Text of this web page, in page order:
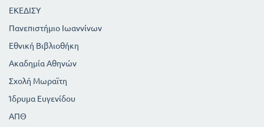
ΕΚΕΔΙΣΥ
Πανεπιστήμιο Ιωαννίνων
Εθνική Βιβλιοθήκη
Ακαδημία Αθηνών
Σχολή Μωραϊτη
Ίδρυμα Ευγενίδου
ΑΠΘ